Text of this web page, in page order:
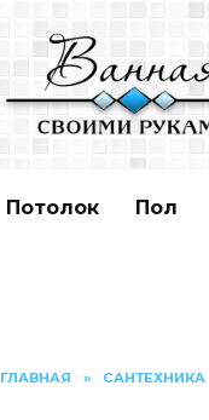
Потолок Пол
ГЛАВНАЯ » САНТЕХНИКА